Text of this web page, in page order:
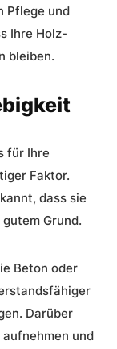
Pflege und
Ihre Holz-
bleiben.
für Ihre
Faktor.
dass sie
Grund.
Beton oder
Darüber
und